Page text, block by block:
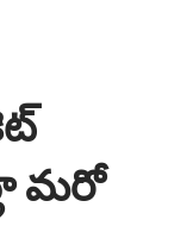
మ‌రో